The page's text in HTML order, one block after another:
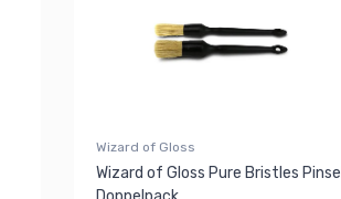
Wizard of Gloss
Wizard of Gloss Pure Bristles Pinsel